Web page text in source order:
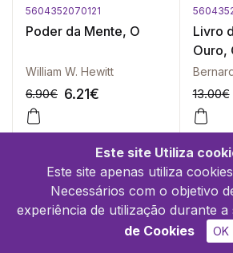
Este site Utiliza
Este site apenas utiliza
Necessários com o objetivo
experiência de utilização durante a
de Cookies
OK
-10%
5604352070121
Poder da Mente, O
William W. Hewitt
6.90€ 6.21€
Livro
Ouro,
13.00€
5604352040179
Aprenda a Adivinhar o
Com